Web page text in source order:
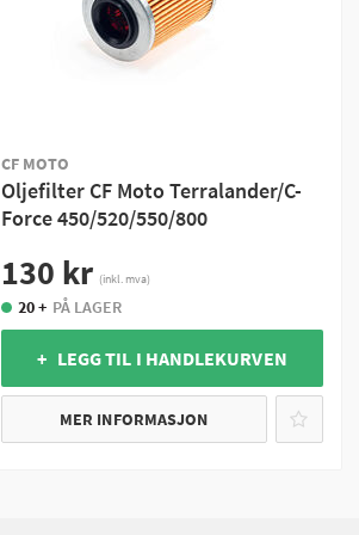
CF MOTO
Oljefilter CF Moto Terralander/C-
Force 450/520/550/800
130 kr (inkl. mva)
20 + PÅ LAGER
+ LEGG TIL I HANDLEKURVEN
MER INFORMASJON